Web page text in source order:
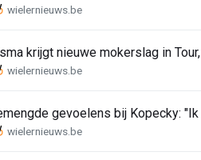
krijgt nieuwe mokerslag in
gevoelens bij Kopecky: